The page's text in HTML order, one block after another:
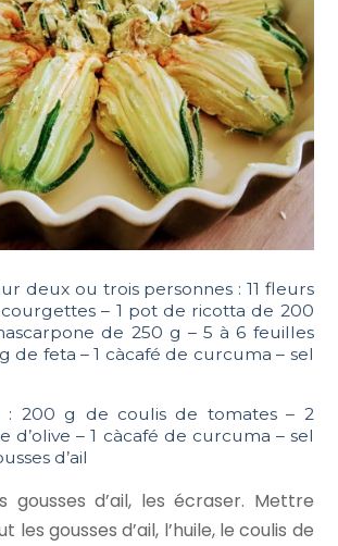
deux ou trois personnes : 11 fleurs
– 1 pot de ricotta de 200
de 250 g – 5 à 6 feuilles
de feta – 1 càcafé de curcuma – sel
: 200 g de coulis de tomates – 2
d’olive – 1 càcafé de curcuma – sel
d’ail
gousses d’ail, les écraser. Mettre
les gousses d’ail, l’huile, le coulis de